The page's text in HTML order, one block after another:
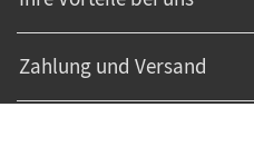
Zahlung und Versand